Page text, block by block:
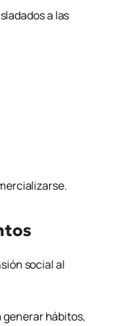
a las
social al
generar hábitos,